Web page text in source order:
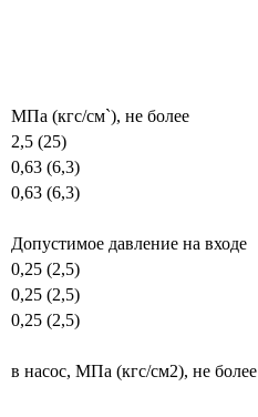
MПa (кгс/см`), не более
2,5 (25)
0,63 (6,3)
0,63 (6,3)
Допустимое давление на входе
0,25 (2,5)
0,25 (2,5)
0,25 (2,5)
в насос, MПa (кгс/см2), не более